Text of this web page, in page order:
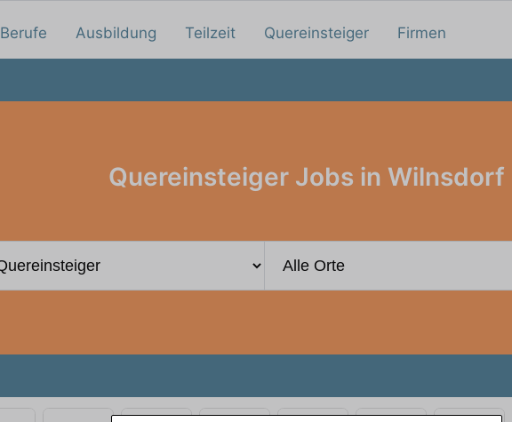
Berufe Ausbildung Teilzeit Quereinsteiger Firmen
Quereinsteiger Jobs in Wilnsdorf